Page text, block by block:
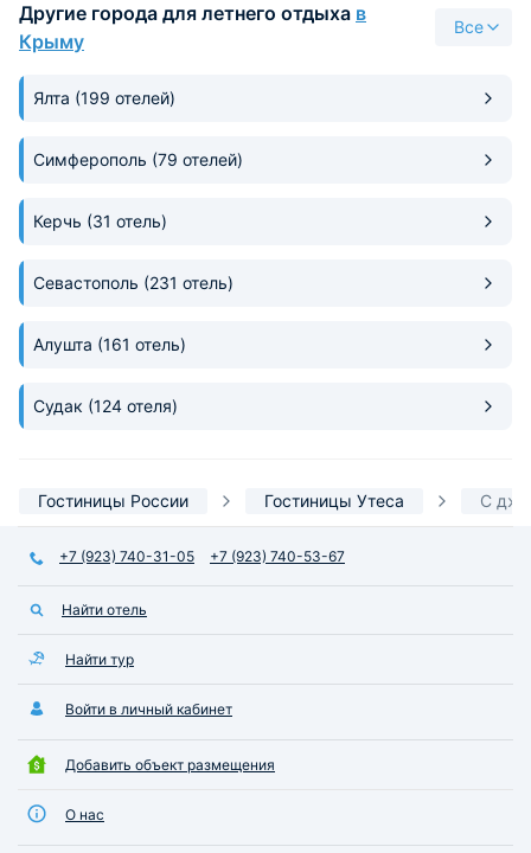
наличие охраны на территории. То
есть никто чужой не зайдет. Мы
очень довольны своим выбором и
сложился.
телевизор - все
много кафе и
Другие города для летнего отдыха в
Крыму
Все
Ялта (199 отелей)
Симферополь (79 отелей)
Керчь (31 отель)
Севастополь (231 отель)
Алушта (161 отель)
Судак (124 отеля)
Гостиницы России Гостиницы Утеса С
+7 (923) 740-31-05 +7 (923) 740-53-67
Найти отель
Найти тур
Войти в личный кабинет
Добавить объект размещения
О нас